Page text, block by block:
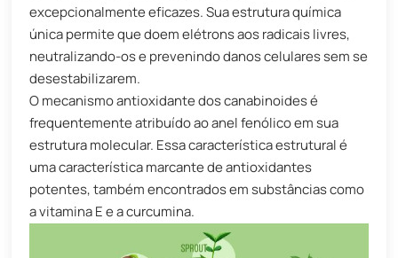
excepcionalmente eficazes. Sua estrutura química
única permite que doem elétrons aos radicais livres,
neutralizando-os e prevenindo danos celulares sem se
desestabilizarem.
O mecanismo antioxidante dos canabinoides é
frequentemente atribuído ao anel fenólico em sua
estrutura molecular. Essa característica estrutural é
uma característica marcante de antioxidantes
potentes, também encontrados em substâncias como
a vitamina E e a curcumina.